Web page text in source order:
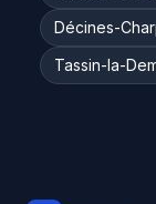
Décines-
Tassin-la-